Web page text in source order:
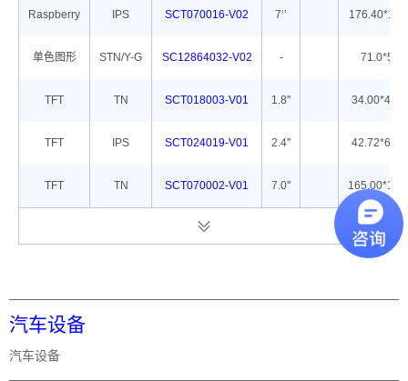
Raspberry IPS SCT070016-V02 7‘’
单色图形 STN/Y-G SC12864032-V02 -
TFT TN SCT018003-V01 1.8''
TFT IPS SCT024019-V01 2.4''
TFT TN SCT070002-V01 7.0''
汽车设备
汽车设备